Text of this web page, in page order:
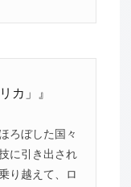
カ」』
ろぼした国々
に引き出され
り越えて、ロ